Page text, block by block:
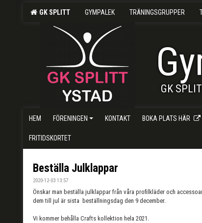
GK SPLITT GYMPALEK TRÄNINGSGRUPPER
GK
HEM FÖRENINGEN KONTAKT BOKA PLATS HÄR
FRITIDSKORTET
Beställa Julklappar
2020-12-03 13:57
Önskar man beställa julklappar från våra profilkläder och
dem till jul är sista beställningsdag den 9 december.
Vi kommer behålla Crafts kollektion hela 2021.